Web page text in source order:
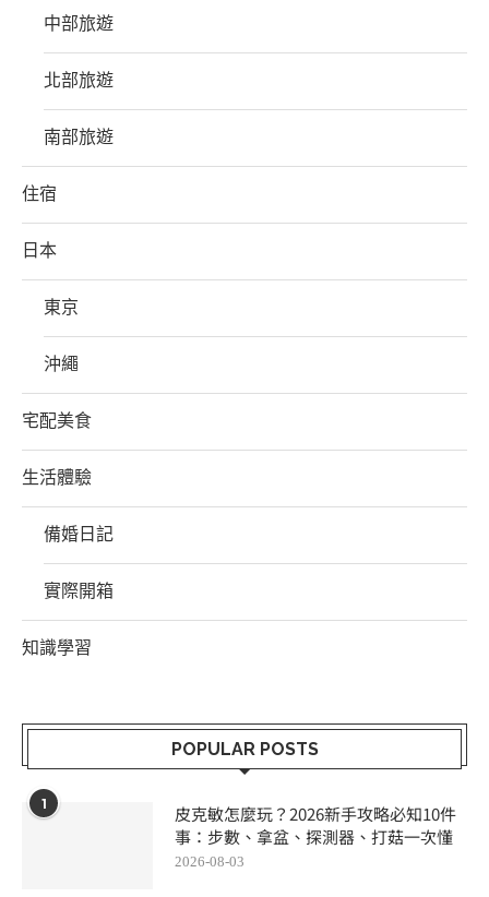
中部旅遊
北部旅遊
南部旅遊
住宿
日本
東京
沖繩
宅配美食
生活體驗
備婚日記
實際開箱
知識學習
POPULAR POSTS
1
皮克敏怎麼玩？2026新手攻略必知10件
事：步數、拿盆、探測器、打菇一次懂
2026-08-03